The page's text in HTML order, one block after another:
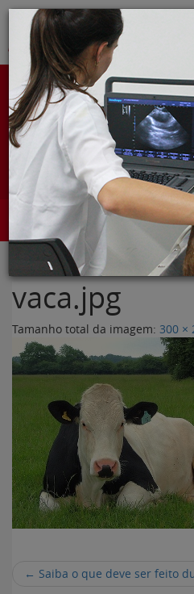
Pular
para
conteúdo
Portal para
Assine
Categorias
vaca.jpg
Tamanho total da imagem: 300 ×
← Saiba o que deve ser feito